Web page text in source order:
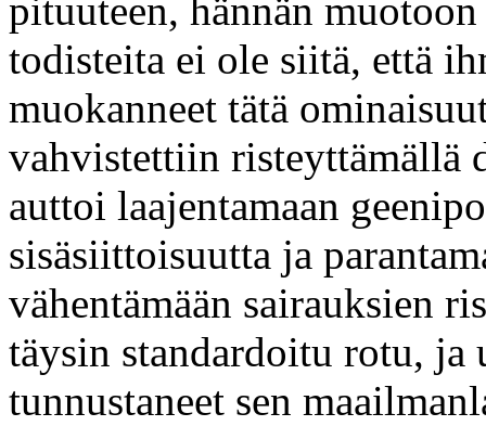
pituuteen, hännän
todisteita ei ole siitä, että
muokanneet tätä
vahvistettiin risteyttämällä
auttoi laajentamaan
sisäsiittoisuutta ja
vähentämään sairauksien
täysin standardoitu rotu, ja
tunnustaneet sen